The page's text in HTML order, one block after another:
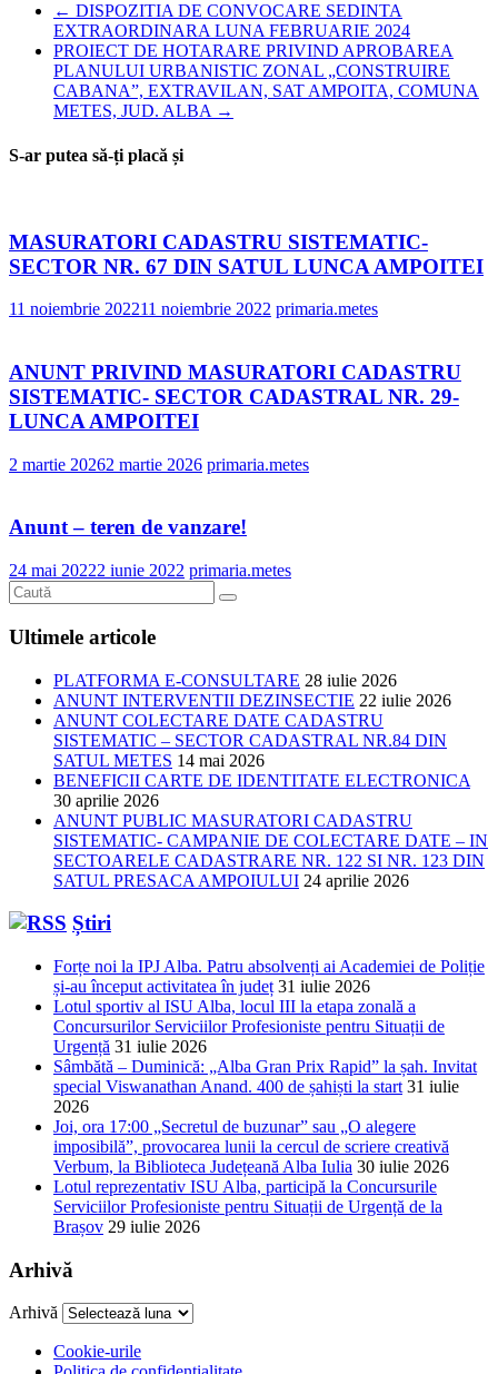
← DISPOZITIA DE CONVOCARE SEDINTA
EXTRAORDINARA LUNA FEBRUARIE 2024
PROIECT DE HOTARARE PRIVIND APROBAREA
PLANULUI URBANISTIC ZONAL „CONSTRUIRE
CABANA”, EXTRAVILAN, SAT AMPOITA, COMUNA
METES, JUD. ALBA →
S-ar putea să-ți placă și
MASURATORI CADASTRU SISTEMATIC-
SECTOR NR. 67 DIN SATUL LUNCA AMPOITEI
11 noiembrie 202211 noiembrie 2022 primaria.metes
ANUNT PRIVIND MASURATORI CADASTRU
SISTEMATIC- SECTOR CADASTRAL NR. 29-
LUNCA AMPOITEI
2 martie 20262 martie 2026 primaria.metes
Anunt – teren de vanzare!
24 mai 20222 iunie 2022 primaria.metes
Ultimele articole
PLATFORMA E-CONSULTARE 28 iulie 2026
ANUNT INTERVENTII DEZINSECTIE 22 iulie 2026
ANUNT COLECTARE DATE CADASTRU
SISTEMATIC – SECTOR CADASTRAL NR.84 DIN
SATUL METES 14 mai 2026
BENEFICII CARTE DE IDENTITATE ELECTRONICA
30 aprilie 2026
ANUNT PUBLIC MASURATORI CADASTRU
SISTEMATIC- CAMPANIE DE COLECTARE DATE – IN
SECTOARELE CADASTRARE NR. 122 SI NR. 123 DIN
SATUL PRESACA AMPOIULUI 24 aprilie 2026
Știri
Forțe noi la IPJ Alba. Patru absolvenți ai Academiei de Poliție
și-au început activitatea în județ 31 iulie 2026
Lotul sportiv al ISU Alba, locul III la etapa zonală a
Concursurilor Serviciilor Profesioniste pentru Situații de
Urgență 31 iulie 2026
Sâmbătă – Duminică: „Alba Gran Prix Rapid” la șah. Invitat
special Viswanathan Anand. 400 de șahiști la start 31 iulie
2026
Joi, ora 17:00 „Secretul de buzunar” sau „O alegere
imposibilă”, provocarea lunii la cercul de scriere creativă
Verbum, la Biblioteca Județeană Alba Iulia 30 iulie 2026
Lotul reprezentativ ISU Alba, participă la Concursurile
Serviciilor Profesioniste pentru Situații de Urgență de la
Brașov 29 iulie 2026
Arhivă
Arhivă
Cookie-urile